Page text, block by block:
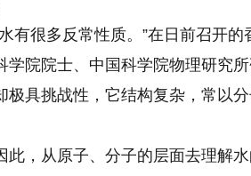
有很多反常性质。”在日前召开
学院院士、中国科学院物理研究
极具挑战性，它结构复杂，常以
此，从原子、分子的层面去理解